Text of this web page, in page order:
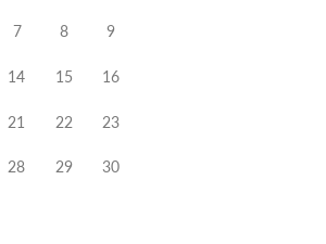
7 8 9
14 15 16
21 22 23
28 29 30